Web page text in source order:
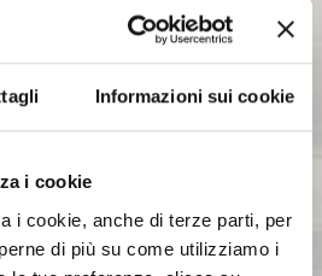
Informazioni sui cookie
i cookie
i cookie, anche di terze parti, per
di più su come utilizziamo i
Trimestrale al
Leggi
al
del